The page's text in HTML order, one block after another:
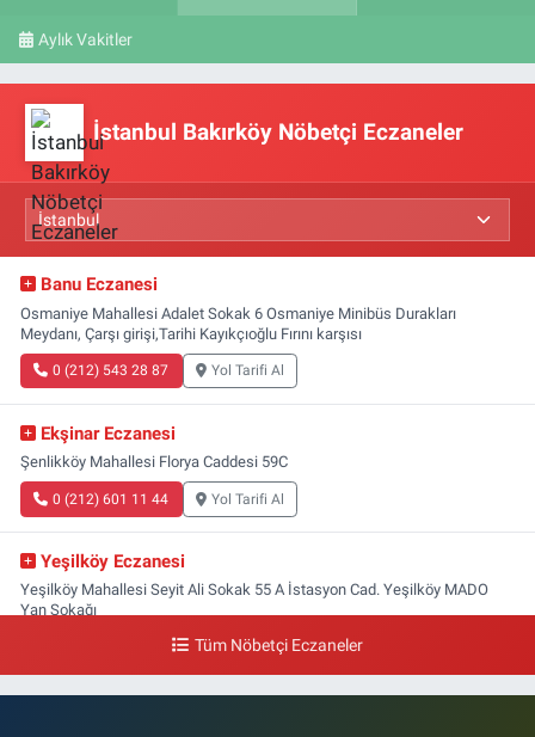
Aylık Vakitler
İstanbul Bakırköy Nöbetçi Eczaneler
Banu Eczanesi
Osmaniye Mahallesi Adalet Sokak 6 Osmaniye Minibüs Durakları
Meydanı, Çarşı girişi,Tarihi Kayıkçıoğlu Fırını karşısı
0 (212) 543 28 87 Yol Tarifi Al
Ekşinar Eczanesi
Şenlikköy Mahallesi Florya Caddesi 59C
0 (212) 601 11 44 Yol Tarifi Al
Yeşilköy Eczanesi
Yeşilköy Mahallesi Seyit Ali Sokak 55 A İstasyon Cad. Yeşilköy MADO
Yan Sokağı
Yol Tarifi Al
Tüm Nöbetçi Eczaneler